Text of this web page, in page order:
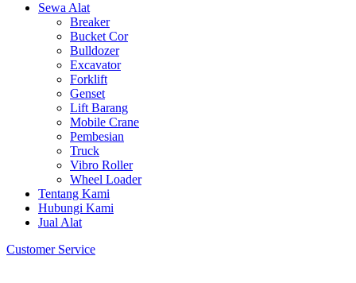
Sewa Alat
Breaker
Bucket Cor
Bulldozer
Excavator
Forklift
Genset
Lift Barang
Mobile Crane
Pembesian
Truck
Vibro Roller
Wheel Loader
Tentang Kami
Hubungi Kami
Jual Alat
Customer Service